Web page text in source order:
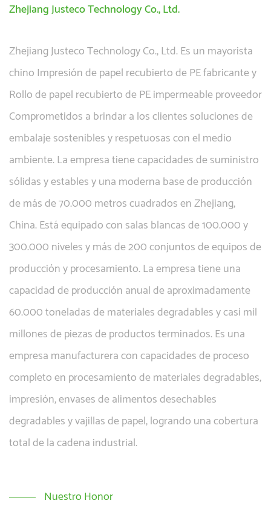
Zhejiang Justeco Technology Co., Ltd.
Zhejiang Justeco Technology Co., Ltd. Es un mayorista
chino Impresión de papel recubierto de PE fabricantey
Rollo de papel recubierto de PE impermeable proveedor
Comprometidos a brindar a los clientes soluciones de
embalaje sostenibles y respetuosas con el medio
ambiente. La empresa tiene capacidades de suministro
sólidas y estables y una moderna base de producción
de más de 70.000 metros cuadrados en Zhejiang,
China. Está equipado con salas blancas de 100.000 y
300.000 niveles y más de 200 conjuntos de equipos de
producción y procesamiento. La empresa tiene una
capacidad de producción anual de aproximadamente
60.000 toneladas de materiales degradables y casi mil
millones de piezas de productos terminados. Es una
empresa manufacturera con capacidades de proceso
completo en procesamiento de materiales degradables,
impresión, envases de alimentos desechables
degradables y vajillas de papel, logrando una cobertura
total de la cadena industrial.
Nuestro Honor